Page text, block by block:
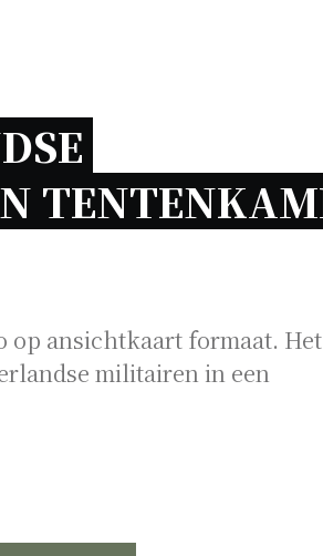
op ansichtkaart formaat. Het
militairen in een